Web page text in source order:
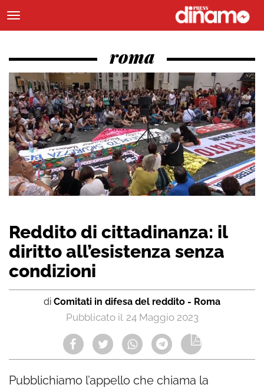
roma
Reddito di cittadinanza: il
diritto all’esistenza senza
condizioni
di Comitati in difesa del reddito - Roma
24 Maggio 2023
Pubblichiamo l’appello che chiama la